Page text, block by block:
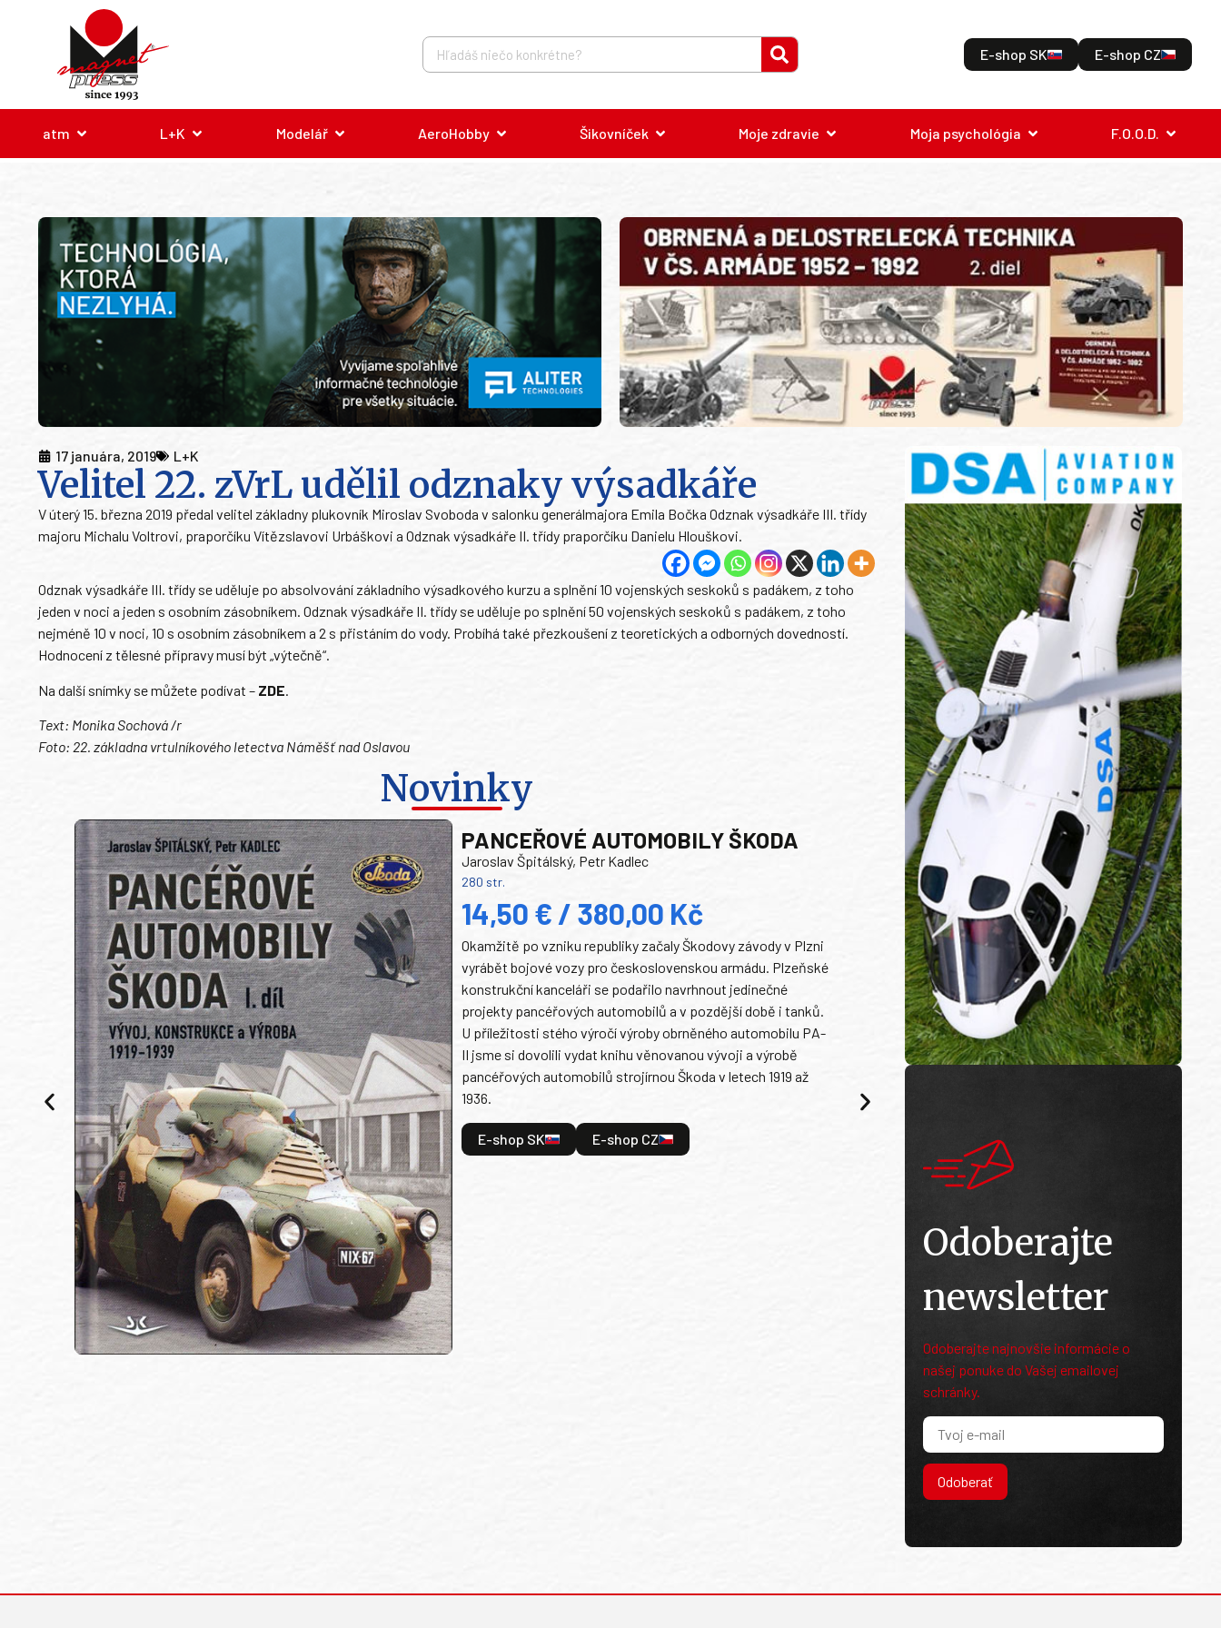
E-shop SK E-shop CZ
atm L+K Modelář AeroHobby Šikovníček Moje zdravie Moja psychológia F.O.O.D.
17 januára, 2019 L+K
Velitel 22. zVrL udělil odznaky výsadkáře
V úterý 15. března 2019 předal velitel základny plukovník Miroslav Svoboda v salonku generálmajora Emila Bočka Odznak výsadkáře III. třídy
majoru Michalu Voltrovi, praporčíku Vítězslavovi Urbáškovi a Odznak výsadkáře II. třídy praporčíku Danielu Hlouškovi.
Odznak výsadkáře III. třídy se uděluje po absolvování základního výsadkového kurzu a splnění 10 vojenských seskoků s padákem, z toho
jeden v noci a jeden s osobním zásobníkem. Odznak výsadkáře II. třídy se uděluje po splnění 50 vojenských seskoků s padákem, z toho
nejméně 10 v noci, 10 s osobním zásobníkem a 2 s přistáním do vody. Probíhá také přezkoušení z teoretických a odborných dovedností.
Hodnocení z tělesné přípravy musí být „výtečně“.
Na další snímky se můžete podívat – ZDE
Text: Monika Sochová /r
Foto: 22. základna vrtulníkového letectva Náměšť nad Oslavou
Novinky
PANCEŘOVÉ AUTOMOBILY ŠKODA
Jaroslav Špitálský, Petr Kadlec
280 str.
14,50 € / 380,00 Kč
Okamžitě po vzniku republiky začaly Škodovy závody v Plzni
vyrábět bojové vozy pro československou armádu. Plzeňské
konstrukční kanceláři se podařilo navrhnout jedinečné
projekty pancéřových automobilů a v pozdější době i tanků.
U příležitosti stého výročí výroby obrněného automobilu PA-
II jsme si dovolili vydat knihu věnovanou vývoji a výrobě
pancéřových automobilů strojírnou Škoda v letech 1919 až
1936.
E-shop SK E-shop CZ
Odoberajte
newsletter
Odoberajte najnovšie informácie o
našej ponuke do Vašej emailovej
schránky.
Odoberať